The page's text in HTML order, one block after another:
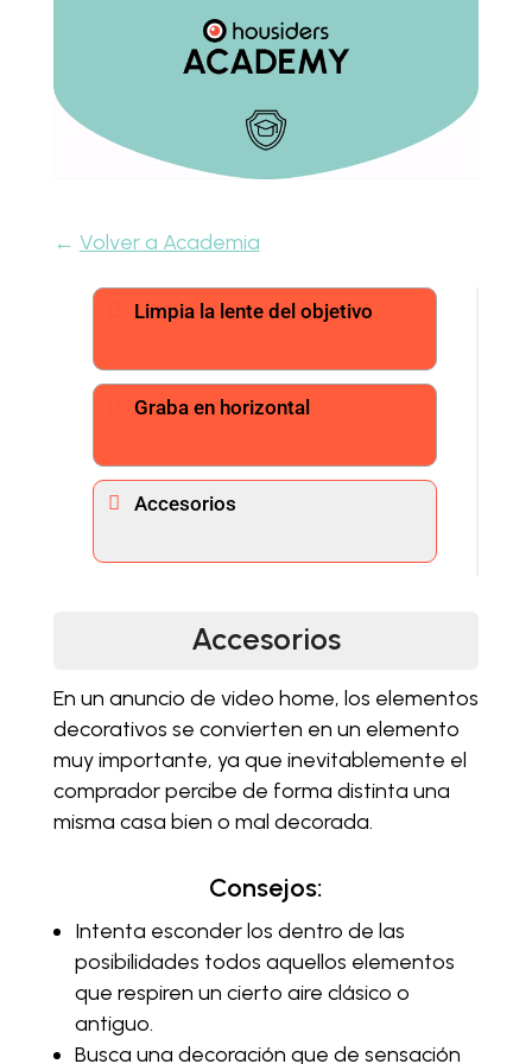
← Volver a Academia
Limpia la lente del objetivo
Graba en horizontal
Accesorios
Accesorios
En un anuncio de video home, los elementos
decorativos se convierten en un elemento
muy importante, ya que inevitablemente el
comprador percibe de forma distinta una
misma casa bien o mal decorada.
Consejos:
Intenta esconder los dentro de las
posibilidades todos aquellos elementos
que respiren un cierto aire clásico o
antiguo.
Busca una decoración que de sensación